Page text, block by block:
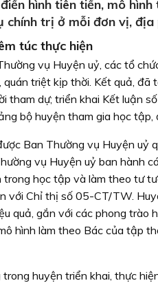
hình tiên tiến, mô
chính trị ở mỗi đơn vị, địa
túc thực hiện
vụ Huyện uỷ, các tổ
triệt kịp thời. Kết quả,
tham dự; triển khai Kết luận
bộ huyện tham gia học tập,
Ban Thường vụ Huyện uỷ
vụ Huyện uỷ ban hành
học tập và làm theo tư
với Chỉ thị số 05-CT/TW.
quả, gắn với các phong trào
hình làm theo Bác của tập
huyện triển khai, thực